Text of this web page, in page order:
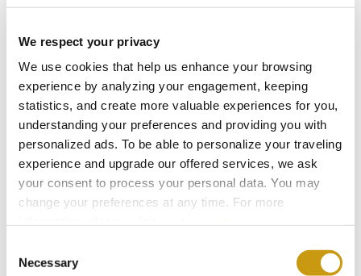
We respect your privacy
We use cookies that help us enhance your browsing
experience by analyzing your engagement, keeping
statistics, and create more valuable experiences for you,
understanding your preferences and providing you with
personalized ads. To be able to personalize your traveling
experience and upgrade our offered services, we ask
your consent to process your personal data. You may
change your preferences at any time. For more
Selection
Necessary
STAY IN